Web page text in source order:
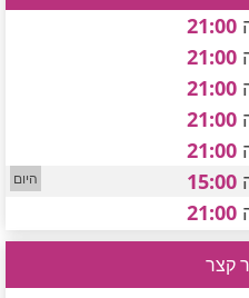
21:00
21:00
21:00
21:00
21:00
15:00
21:00
קצר